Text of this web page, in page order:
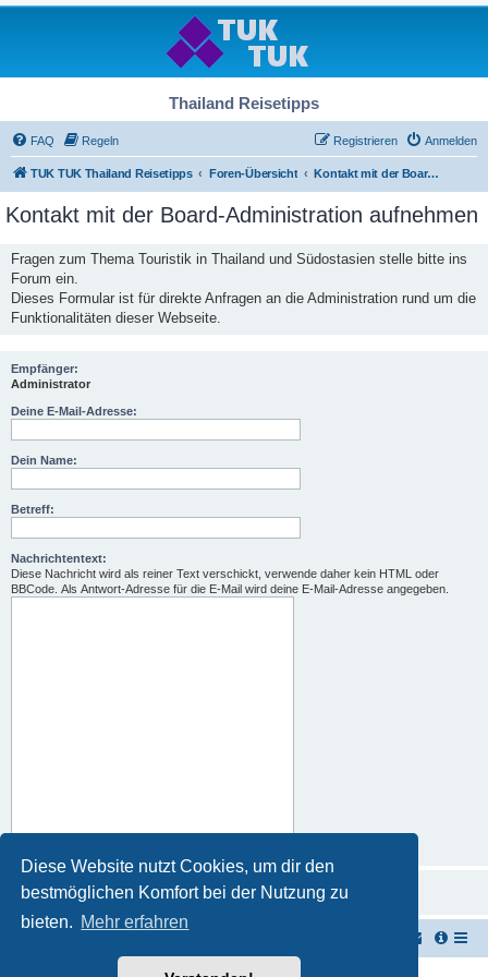
Diese Website nutzt Cookies, um dir den
bestmöglichen Komfort bei der Nutzung zu
bieten. Mehr erfahren
Thailand Reisetipps
FAQ Regeln Anmelden
Registrieren
TUK TUK Thailand Reisetipps Foren-Übersicht Kontakt mit der Board-Administration aufnehmen
Kontakt mit der Board-Administration aufnehmen
Fragen zum Thema Touristik in Thailand und Südostasien stelle bitte ins
Forum ein.
Dieses Formular ist für direkte Anfragen an die Administration rund um die
Funktionalitäten dieser Webseite.
Empfänger:
Administrator
Deine E-Mail-Adresse:
Dein Name:
Betreff:
Nachrichtentext:
Diese Nachricht wird als reiner Text verschickt, verwende daher kein HTML oder
BBCode. Als Antwort-Adresse für die E-Mail wird deine E-Mail-Adresse angegeben.